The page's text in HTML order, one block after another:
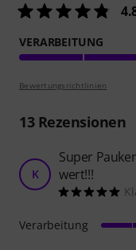
VERARBEITUNG
Bewertungsrichtlinien
13Rezensionen
K
Super
wert!!!
Verarbeitung